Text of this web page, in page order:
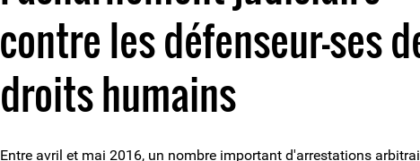
contre les défenseur-ses
droits humains
Entre avril et mai 2016, un nombre important d'arrestations